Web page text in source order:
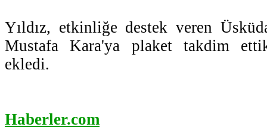
Yıldız, etkinliğe destek veren
Mustafa Kara'ya plaket takdim
ekledi.
Haberler.com